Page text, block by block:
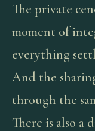
The private
moment of
everything
And the
through the
There is also a